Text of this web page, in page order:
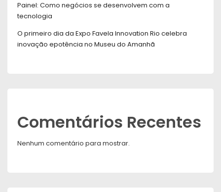
Painel: Como negócios se desenvolvem com a
tecnologia
O primeiro dia da Expo Favela Innovation Rio celebra
inovação epotência no Museu do Amanhã
Comentários Recentes
Nenhum comentário para mostrar.